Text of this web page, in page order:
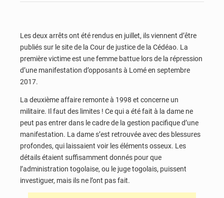
Les deux arrêts ont été rendus en juillet, ils viennent d’être
publiés sur le site de la Cour de justice de la Cédéao. La
première victime est une femme battue lors de la répression
d’une manifestation d’opposants à Lomé en septembre
2017.
La deuxième affaire remonte à 1998 et concerne un
militaire. Il faut des limites ! Ce qui a été fait à la dame ne
peut pas entrer dans le cadre de la gestion pacifique d’une
manifestation. La dame s’est retrouvée avec des blessures
profondes, qui laissaient voir les éléments osseux. Les
détails étaient suffisamment donnés pour que
l’administration togolaise, ou le juge togolais, puissent
investiguer, mais ils ne l’ont pas fait.